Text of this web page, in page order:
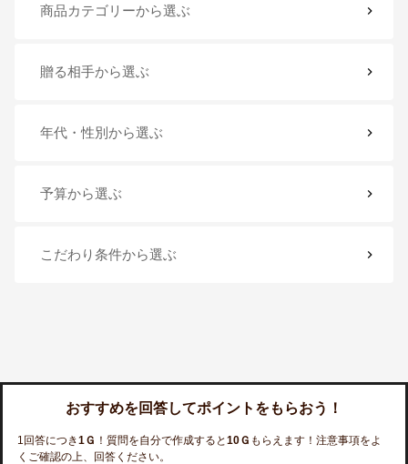
商品カテゴリーから選ぶ
贈る相手から選ぶ
年代・性別 から選ぶ
予算から選ぶ
こだわり条件から選ぶ
おすすめを回答してポイントをもらおう！
1回答につき1 Ｇ ！質問を自分で作成すると10Ｇ もらえます！注意事項をよ
くご確認の上、回答ください。